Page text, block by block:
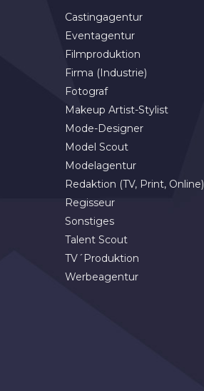
Castingagentur
Eventagentur
Filmproduktion
Firma (Industrie)
Fotograf
Makeup Artist-Stylist
Mode-Designer
Model Scout
Modelagentur
Redaktion (TV, Print, Online)
Regisseur
Sonstiges
Talent Scout
TV´Produktion
Werbeagentur